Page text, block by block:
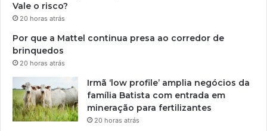
Vale o risco?
20 horas atrás
Por que a Mattel continua presa ao corredor de
brinquedos
20 horas atrás
Irmã ‘low profile’ amplia negócios da
família Batista com entrada em
mineração para fertilizantes
20 horas atrás